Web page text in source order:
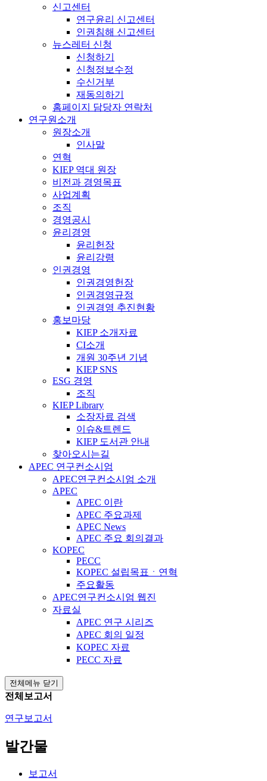
신고센터
연구윤리 신고센터
인권침해 신고센터
뉴스레터 신청
신청하기
신청정보수정
수신거부
재동의하기
홈페이지 담당자 연락처
연구원소개
원장소개
인사말
연혁
KIEP 역대 원장
비전과 경영목표
사업계획
조직
경영공시
윤리경영
윤리헌장
윤리강령
인권경영
인권경영헌장
인권경영규정
인권경영 추진현황
홍보마당
KIEP 소개자료
CI소개
개원 30주년 기념
KIEP SNS
ESG 경영
조직
KIEP Library
소장자료 검색
이슈&트렌드
KIEP 도서관 안내
찾아오시는길
APEC 연구컨소시엄
APEC연구컨소시엄 소개
APEC
APEC 이란
APEC 주요과제
APEC News
APEC 주요 회의결과
KOPEC
PECC
KOPEC 설립목표ㆍ연혁
주요활동
APEC연구컨소시엄 웹진
자료실
APEC 연구 시리즈
APEC 회의 일정
KOPEC 자료
PECC 자료
전체메뉴 닫기
전체보고서
연구보고서
발간물
보고서